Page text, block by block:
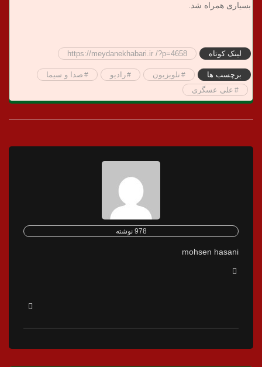
بسیاری همراه شد.
لینک کوتاه https://meydanekhabari.ir /?p=4658
برچسب ها تلویزیون رادیو
صدا و سیما
علی عسگری
978 نوشته
mohsen hasani